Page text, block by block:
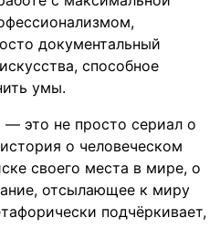
документальный
способное
умы.
— это не просто сериал о
о человеческом
своего места в мире, о
отсылающее к миру
подчёркивает,